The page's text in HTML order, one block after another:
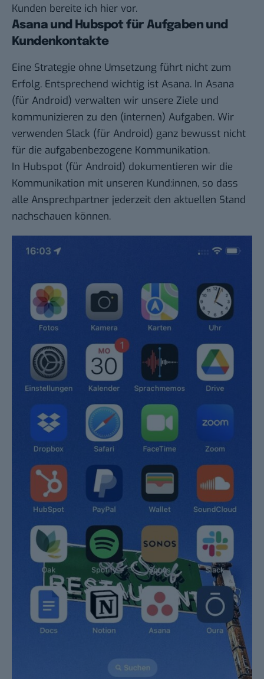
Kunden bereite ich hier vor.
Asana und Hubspot für Aufgaben und
Kundenkontakte
Eine Strategie ohne Umsetzung führt nicht zum
Erfolg. Entsprechend wichtig ist Asana. In Asana
(für Android) verwalten wir unsere Ziele und
kommunizieren zu den (internen) Aufgaben. Wir
verwenden Slack (für Android) ganz bewusst nicht
für die aufgabenbezogene Kommunikation.
In Hubspot (für Android) dokumentieren wir die
Kommunikation mit unseren Kund:innen, so dass
alle Ansprechpartner jederzeit den aktuellen Stand
nachschauen können.